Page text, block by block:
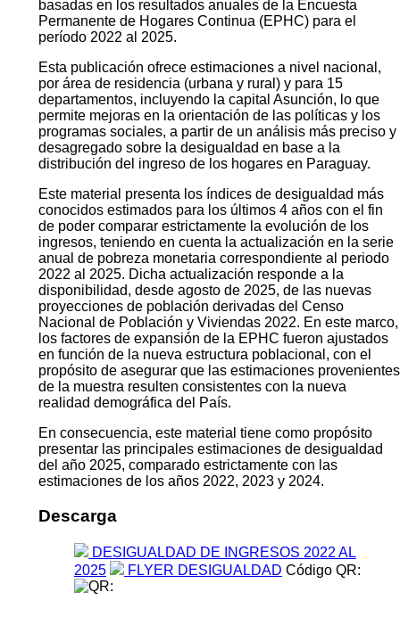
basadas en los resultados anuales de la Encuesta
Permanente de Hogares Continua (EPHC) para el
período 2022 al 2025.
Esta publicación ofrece estimaciones a nivel nacional,
por área de residencia (urbana y rural) y para 15
departamentos, incluyendo la capital Asunción, lo que
permite mejoras en la orientación de las políticas y los
programas sociales, a partir de un análisis más preciso y
desagregado sobre la desigualdad en base a la
distribución del ingreso de los hogares en Paraguay.
Este material presenta los índices de desigualdad más
conocidos estimados para los últimos 4 años con el fin
de poder comparar estrictamente la evolución de los
ingresos, teniendo en cuenta la actualización en la serie
anual de pobreza monetaria correspondiente al periodo
2022 al 2025. Dicha actualización responde a la
disponibilidad, desde agosto de 2025, de las nuevas
proyecciones de población derivadas del Censo
Nacional de Población y Viviendas 2022. En este marco,
los factores de expansión de la EPHC fueron ajustados
en función de la nueva estructura poblacional, con el
propósito de asegurar que las estimaciones provenientes
de la muestra resulten consistentes con la nueva
realidad demográfica del País.
En consecuencia, este material tiene como propósito
presentar las principales estimaciones de desigualdad
del año 2025, comparado estrictamente con las
estimaciones de los años 2022, 2023 y 2024.
Descarga
DESIGUALDAD DE INGRESOS 2022 AL
2025
FLYER DESIGUALDAD Código QR: